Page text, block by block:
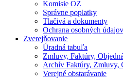
Komisie OZ
Správne poplatky
Tlačivá a dokumenty
Ochrana osobných údajov
Zverejňovanie
Úradná tabuľa
Zmluvy, Faktúry,
Archív Faktúry, Zmluvy,
Verejné obstarávanie